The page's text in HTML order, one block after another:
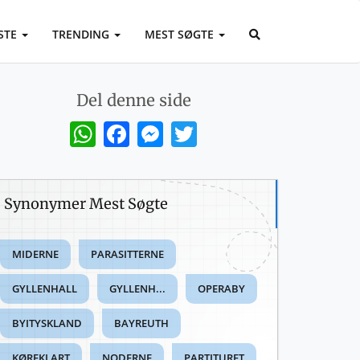
TRENDING MEST SØGTE
Del denne side
WhatsAppFacebookMessenger
Synonymer Mest Søgte
MIDERNE PARASITTERNE
GYLLENHALL GYLLENH... OPERABY
BYITYSKLAND BAYREUTH